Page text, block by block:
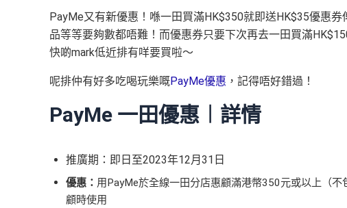
PayMe又有新優惠！喺一田買滿HK$350就即送HK$35優惠
品等等要夠數都唔難！而優惠券只要下次再去一田買滿
快啲mark低近排有咩要買啦～
呢排仲有好多吃喝玩樂嘅PayMe優惠 ，記得唔好錯過！
PayMe 一田優惠︱詳情
推廣期：即日至2023年12月31日
優惠： 用PayMe於全線一田分店惠顧滿港幣350元或以上（
顧時使用